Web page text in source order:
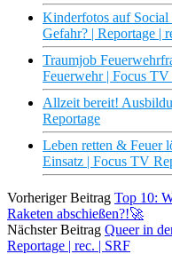
Kinderfotos auf Social
Gefahr? | Reportage |
Traumjob
Feuerwehr | Focus TV
Allzeit bereit!
Reportage
Leben retten & Feuer
Einsatz | Focus TV
Vorheriger Beitrag Top 10:
Raketen abschießen?!🚀
Nächster Beitrag Queer in
Reportage | rec. | SRF